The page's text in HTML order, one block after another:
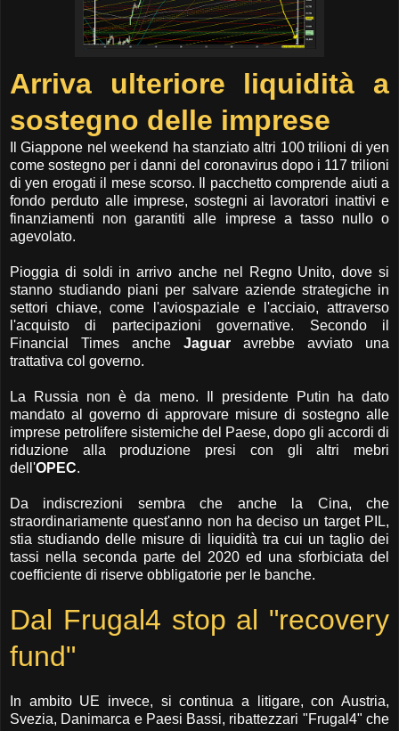
Arriva ulteriore liquidità a
sostegno delle imprese
Il Giappone nel weekend ha stanziato altri 100 trilioni di yen
come sostegno per i danni del coronavirus dopo i 117 trilioni
di yen erogati il mese scorso. Il pacchetto comprende aiuti a
fondo perduto alle imprese, sostegni ai lavoratori inattivi e
finanziamenti non garantiti alle imprese a tasso nullo o
agevolato.
Pioggia di soldi in arrivo anche nel Regno Unito, dove si
stanno studiando piani per salvare aziende strategiche in
settori chiave, come l'aviospaziale e l'acciaio, attraverso
l'acquisto di partecipazioni governative. Secondo il
Financial Times anche Jaguar avrebbe avviato una
trattativa col governo.
La Russia non è da meno. Il presidente Putin ha dato
mandato al governo di approvare misure di sostegno alle
imprese petrolifere sistemiche del Paese, dopo gli accordi di
riduzione alla produzione presi con gli altri mebri
dell'OPEC.
Da indiscrezioni sembra che anche la Cina, che
straordinariamente quest'anno non ha deciso un target PIL,
stia studiando delle misure di liquidità tra cui un taglio dei
tassi nella seconda parte del 2020 ed una sforbiciata del
coefficiente di riserve obbligatorie per le banche.
Dal Frugal4 stop al "recovery
fund"
In ambito UE invece, si continua a litigare, con Austria,
Svezia, Danimarca e Paesi Bassi, ribattezzari "Frugal4" che